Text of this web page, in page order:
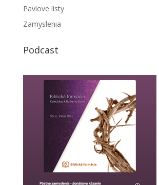
Pavlove listy
Zamyslenia
Podcast